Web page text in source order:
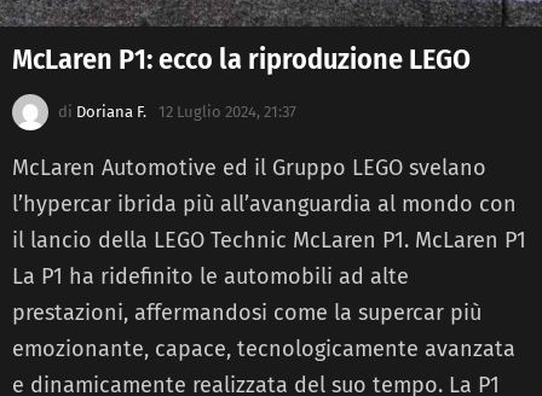
McLaren P1: ecco la riproduzione LEGO
di Doriana F. 12 Luglio 2024, 21:37
McLaren Automotive ed il Gruppo LEGO svelano
l’hypercar ibrida più all’avanguardia al mondo con
il lancio della LEGO Technic McLaren P1. McLaren P1
La P1 ha ridefinito le automobili ad alte
prestazioni, affermandosi come la supercar più
emozionante, capace, tecnologicamente avanzata
e dinamicamente realizzata del suo tempo. La P1